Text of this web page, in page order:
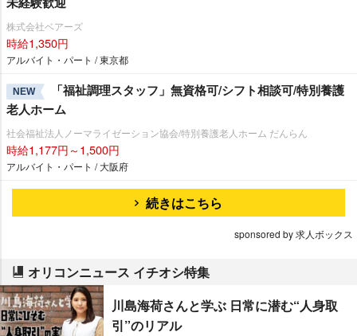
株式会社ベアーズ
時給1,350円
アルバイト・パート / 東京都
NEW
「福祉調理スタッフ」無資格可/シフト相談可/特別養護
老人ホーム
社会福祉法人ノーマライゼーション協会/特別養護老人ホーム だんらん
時給1,177円～1,500円
アルバイト・パート / 大阪府
続きはこちら
sponsored by 求人ボックス
オリコンニュース イチオシ特集
川島海荷さんと学ぶ 日常に潜む“人身取
引”のリアル